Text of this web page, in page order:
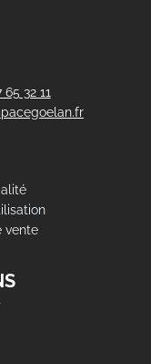
65 32 11
vente